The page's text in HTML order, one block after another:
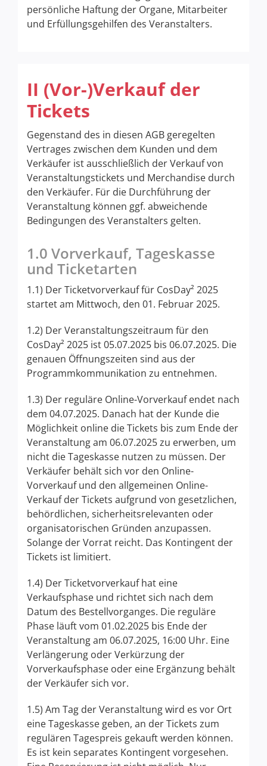
persönliche Haftung der Organe, Mitarbeiter
und Erfüllungsgehilfen des Veranstalters.
II (Vor-)Verkauf der
Tickets
Gegenstand des in diesen AGB geregelten
Vertrages zwischen dem Kunden und dem
Verkäufer ist ausschließlich der Verkauf von
Veranstaltungstickets und Merchandise durch
den Verkäufer. Für die Durchführung der
Veranstaltung können ggf. abweichende
Bedingungen des Veranstalters gelten.
1.0 Vorverkauf, Tageskasse
und Ticketarten
1.1) Der Ticketvorverkauf für CosDay² 2025
startet am Mittwoch, den 01. Februar 2025.
1.2) Der Veranstaltungszeitraum für den
CosDay² 2025 ist 05.07.2025 bis 06.07.2025. Die
genauen Öffnungszeiten sind aus der
Programmkommunikation zu entnehmen.
1.3) Der reguläre Online-Vorverkauf endet nach
dem 04.07.2025. Danach hat der Kunde die
Möglichkeit online die Tickets bis zum Ende der
Veranstaltung am 06.07.2025 zu erwerben, um
nicht die Tageskasse nutzen zu müssen. Der
Verkäufer behält sich vor den Online-
Vorverkauf und den allgemeinen Online-
Verkauf der Tickets aufgrund von gesetzlichen,
behördlichen, sicherheitsrelevanten oder
organisatorischen Gründen anzupassen.
Solange der Vorrat reicht. Das Kontingent der
Tickets ist limitiert.
1.4) Der Ticketvorverkauf hat eine
Verkaufsphase und richtet sich nach dem
Datum des Bestellvorganges. Die reguläre
Phase läuft vom 01.02.2025 bis Ende der
Veranstaltung am 06.07.2025, 16:00 Uhr. Eine
Verlängerung oder Verkürzung der
Vorverkaufsphase oder eine Ergänzung behält
der Verkäufer sich vor.
1.5) Am Tag der Veranstaltung wird es vor Ort
eine Tageskasse geben, an der Tickets zum
regulären Tagespreis gekauft werden können.
Es ist kein separates Kontingent vorgesehen.